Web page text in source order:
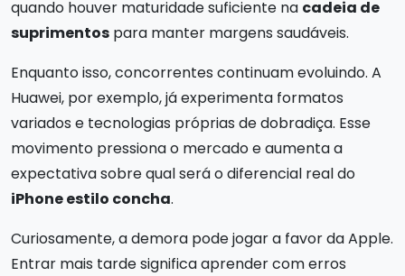
quando houver maturidade suficiente na cadeia de
suprimentos para manter margens saudáveis.
Enquanto isso, concorrentes continuam evoluindo. A
Huawei, por exemplo, já experimenta formatos
variados e tecnologias próprias de dobradiça. Esse
movimento pressiona o mercado e aumenta a
expectativa sobre qual será o diferencial real do
iPhone estilo concha.
Curiosamente, a demora pode jogar a favor da Apple.
Entrar mais tarde significa aprender com erros